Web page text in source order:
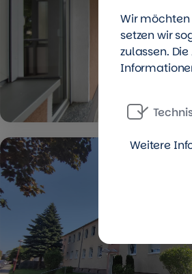
Wir möchten
setzen wir
zulassen.
Weitere